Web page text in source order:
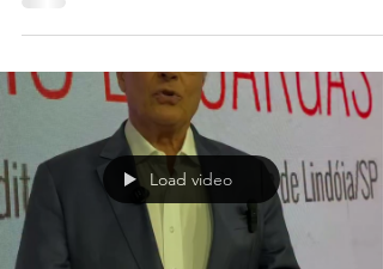
Com mais de 10 horas de programação, a
convenção foi dedicada a uma análise do ciclo de
pelo processo de regulamentação do setor
quanto pelas conquistas operacionais e
institucionais alcançadas. Ao longo do evento,
foram debatidos os principais aprendizados do
período, os impactos das mudanças regulatórias
os caminhos para a continuidade da atuação da
associação.